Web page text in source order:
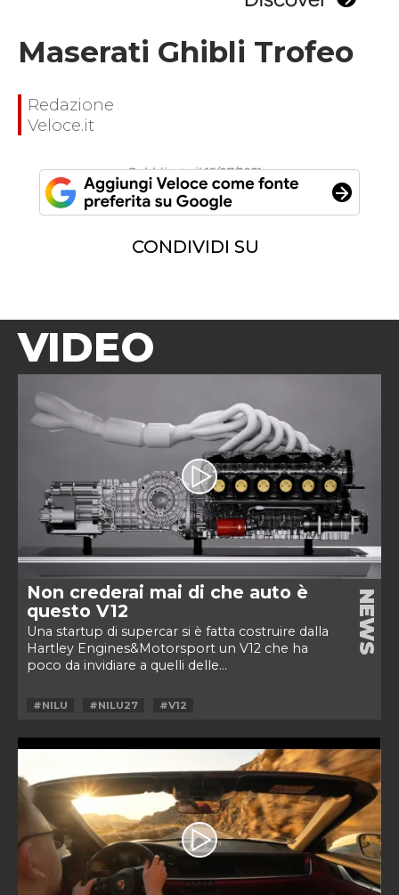
Maserati Ghibli Trofeo
Redazione
Veloce.it
Pubblicato il 15/07/2021
CONDIVIDI SU
VIDEO
Non crederai mai di che auto è
questo V12
Una startup di supercar si è fatta costruire dalla
Hartley Engines&Motorsport un V12 che ha
poco da invidiare a quelli delle...
NEWS
#NILU #NILU27 #V12